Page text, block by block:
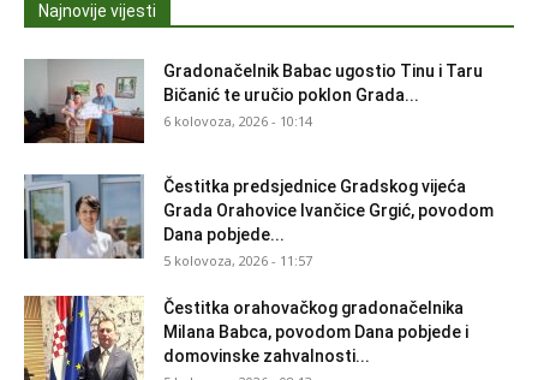
Najnovije vijesti
Gradonačelnik Babac ugostio Tinu i Taru
Bičanić te uručio poklon Grada...
6 kolovoza, 2026 - 10:14
Čestitka predsjednice Gradskog vijeća
Grada Orahovice Ivančice Grgić, povodom
Dana pobjede...
5 kolovoza, 2026 - 11:57
Čestitka orahovačkog gradonačelnika
Milana Babca, povodom Dana pobjede i
domovinske zahvalnosti...